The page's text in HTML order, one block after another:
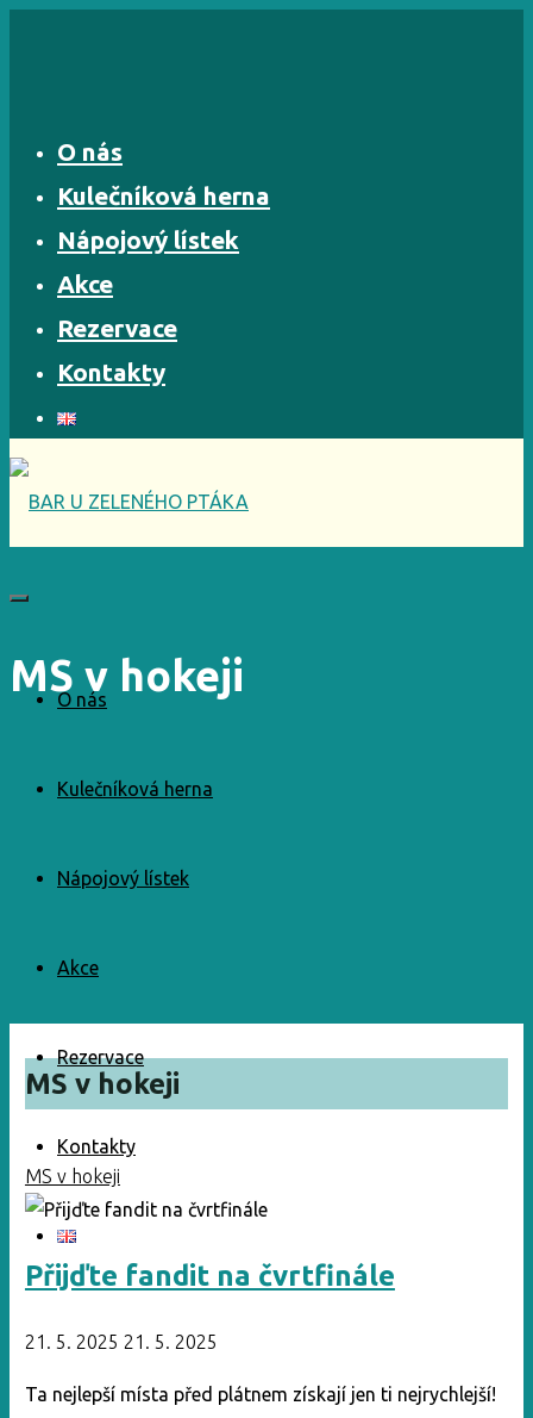
O nás
Kulečníková herna
Nápojový lístek
Akce
Rezervace
Kontakty
O nás
Kulečníková herna
Nápojový lístek
Akce
Rezervace
Kontakty
MS v hokeji
MS v hokeji
MS v hokeji
Přijďte fandit na čvrtfinále
21. 5. 2025 21. 5. 2025
Ta nejlepší místa před plátnem získají jen ti nejrychlejší!